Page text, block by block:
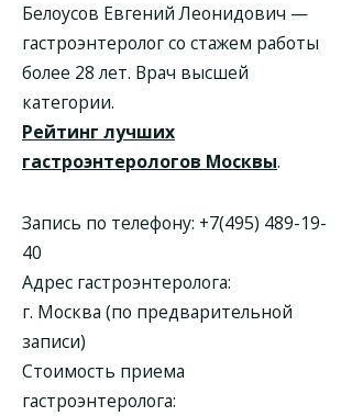
Белоусов Евгений Леонидович —
гастроэнтеролог со стажем работы
более 28 лет. Врач высшей
категории.
Рейтинг лучших
гастроэнтерологов Москвы.
Запись по телефону: +7(495) 489-19-
40
Адрес гастроэнтеролога:
г. Москва (по предварительной
записи)
Стоимость приема
гастроэнтеролога: